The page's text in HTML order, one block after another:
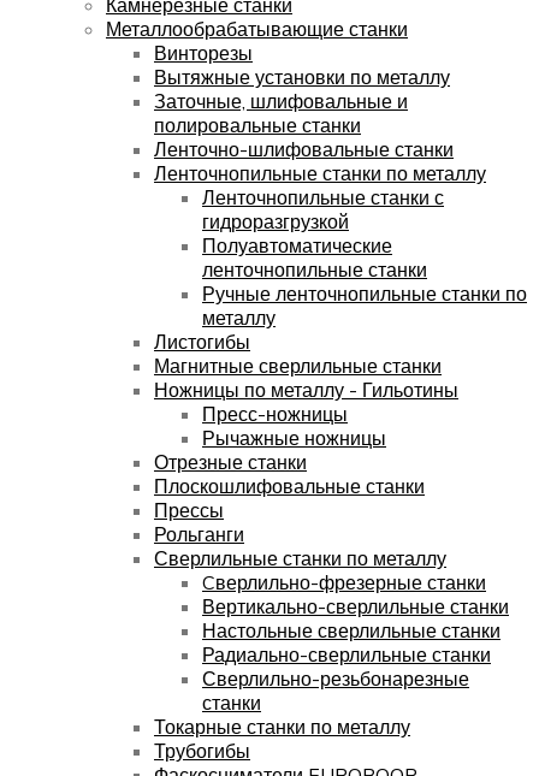
Металлообрабатывающие станки
Винторезы
Вытяжные установки по металлу
Заточные, шлифовальные и
полировальные станки
Ленточно-шлифовальные станки
Ленточнопильные станки по металлу
Ленточнопильные станки с
гидроразгрузкой
Полуавтоматические
ленточнопильные станки
Ручные ленточнопильные станки по
металлу
Листогибы
Магнитные сверлильные станки
Ножницы по металлу - Гильотины
Пресс-ножницы
Рычажные ножницы
Отрезные станки
Плоскошлифовальные станки
Прессы
Рольганги
Сверлильные станки по металлу
Cверлильно-фрезерные станки
Вертикально-сверлильные станки
Настольные сверлильные станки
Радиально-сверлильные станки
Сверлильно-резьбонарезные
станки
Токарные станки по металлу
Трубогибы